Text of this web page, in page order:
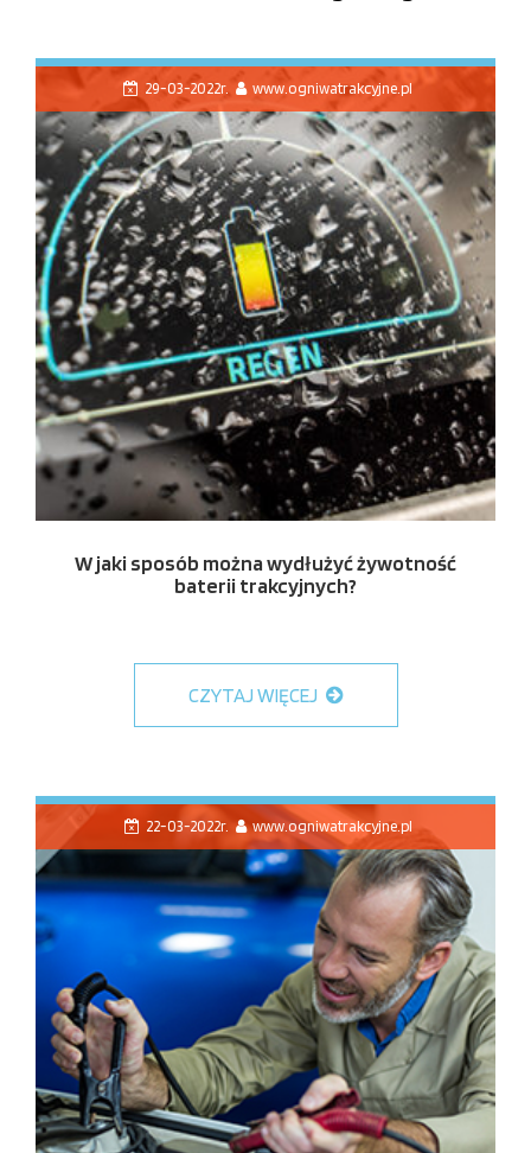
29-03-2022r. www.ogniwatrakcyjne.pl
W jaki sposób można wydłużyć żywotność
baterii trakcyjnych?
CZYTAJ WIĘCEJ
22-03-2022r. www.ogniwatrakcyjne.pl